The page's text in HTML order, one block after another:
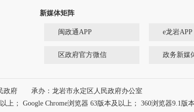
新媒体矩阵
闽政通APP e龙岩APP
区政府官方微信 政务新媒
政府
承办：龙岩市永定区人民政府办公室
； Google Chrome浏览器 63版本及以上； 360浏览器9.1版